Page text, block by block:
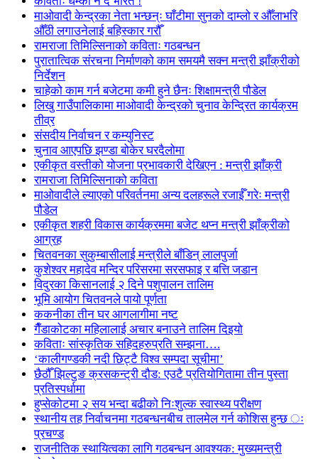
माओवादी केन्द्रका नेता भन्छन्ः घाँटीमा सुनको दाम्लो र औँलाभरि
औँठी लगाउनेलाई बहिस्कार गरौँ
रामराजा तिमिल्सिनाको कविताः गठबन्धन
पुरातात्विक संरचना निर्माणको काम समयमै सक्न मन्त्री झाँक्रीको
निर्देशन
चाहेको काम गर्न बजेटमा कमी हुने छैनः शिक्षामन्त्री पौडेल
लिखु गाउँपालिकामा माओवादी केन्द्रको चुनाव केन्द्रित कार्यक्रम
तीव्र
संसदीय निर्वाचन र कम्युनिस्ट
चुनाव आएपछि झण्डा बोकेर घरदैलोमा
एकीकृत वस्तीको योजना प्रभावकारी देखिएन : मन्त्री झाँक्री
रामराजा तिमिल्सिनाको कविता
माओवादीले ल्याएको परिवर्तनमा अन्य दलहरूले रजाईँ गरेः मन्त्री
पौडेल
एकीकृत शहरी विकास कार्यक्रममा बजेट थप्न मन्त्री झाँक्रीको
आग्रह
चितवनका सुकुम्बासीलाई मन्त्रीले बाँडिन् लालपुर्जा
कुशेश्वर महादेव मन्दिर परिसरमा सरसफाइ र बत्ति जडान
विदुरका किसानलाई २ दिने पशुपालन तालिम
भूमि आयोग चितवनले पायो पूर्णता
ककनीका तीन घर आगलागीमा नष्ट
गैँडाकोटका महिलालाई अचार बनाउने तालिम दिइयो
कविताः सांस्कृतिक सहिदहरुप्रति सम्झना….
‘कालीगण्डकी नदी छिट्टै विश्व सम्पदा सूचीमा’
छैठौँ झिल्टुङ क्रसकन्ट्री दौड: एउटै प्रतियोगितामा तीन पुस्ता
प्रतिस्पर्धामा
हुप्सेकोटमा २ सय भन्दा बढीको निःशुल्क स्वास्थ्य परीक्षण
स्थानीय तह निर्वाचनमा गठबन्धनबीच तालमेल गर्न कोशिस हुन्छ ः
प्रचण्ड
राजनीतिक स्थायित्वका लागि गठबन्धन आवश्यक: मुख्यमन्त्री